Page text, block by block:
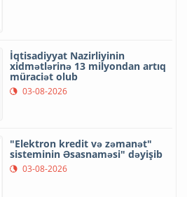
İqtisadiyyat Nazirliyinin
xidmətlərinə 13 milyondan artıq
müraciət olub
03-08-2026
"Elektron kredit və zəmanət"
sisteminin Əsasnaməsi" dəyişib
03-08-2026